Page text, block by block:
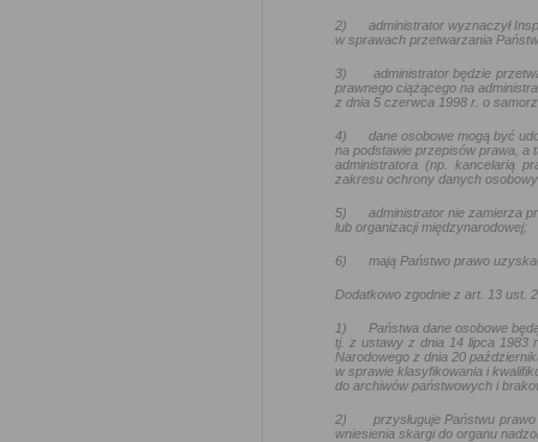
2) administrator wyznaczył
w sprawach przetwarzania
3) administrator będzie
prawnego ciążącego na
z dnia 5 czerwca 1998 r. o
4) dane osobowe mogą być
na podstawie przepisów prawa, a
administratora (np. kancelarią
zakresu ochrony danych
5) administrator nie zamierza
lub organizacji międzynarodowej;
6) mają Państwo prawo
Dodatkowo zgodnie z art. 13 ust.
1) Państwa dane osobowe
tj. z ustawy z dnia 14 lipca 1983
Narodowego z dnia 20
w sprawie klasyfikowania i
do archiwów państwowych i
2) przysługuje Państwu
wniesienia skargi do organu